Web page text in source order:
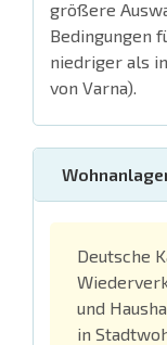
größere
Bedingungen
niedriger als
von Varna).
Deutsche
und
in